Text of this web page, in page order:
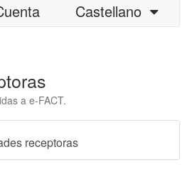
Castellano
a e-FACT.
receptoras